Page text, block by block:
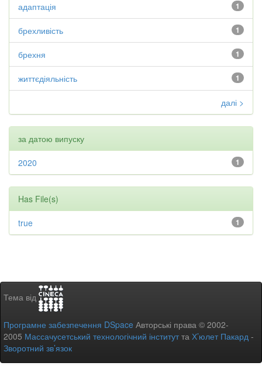
1
адаптація
1
брехливість
1
брехня
1
життєдіяльність
далі >
за датою випуску
1
2020
Has File(s)
1
true
Тема від
Програмне забезпечення DSpace Авторські права © 2002-
2005 Массачусетський технологічний інститутта Х’юлет Пакард -
Зворотний зв’язок